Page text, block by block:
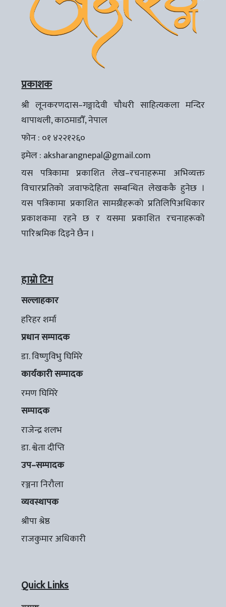
प्रकाशक
श्री लूनकरणदास–गङ्गादेवी चौधरी साहित्यकला मन्दिर
थापाथली, काठमाडौँ, नेपाल
फोन : ०१ ४२२१२६०
इमेल : aksharangnepal@gmail.com
यस पत्रिकामा प्रकाशित लेख–रचनाहरूमा अभिव्यक्त
विचारप्रतिको जवाफदेहिता सम्बन्धित लेखककै हुनेछ ।
यस पत्रिकामा प्रकाशित सामग्रीहरूको प्रतिलिपिअधिकार
प्रकाशकमा रहने छ र यसमा प्रकाशित रचनाहरूको
पारिश्रमिक दिइने छैन ।
हाम्रो टिम
सल्लाहकार
हरिहर शर्मा
प्रधान सम्पादक
डा. विष्णुविभु घिमिरे
कार्यकारी सम्पादक
रमण घिमिरे
सम्पादक
राजेन्द्र शलभ
डा. श्वेता दीप्ति
उप–सम्पादक
रञ्जना निरौला
व्यवस्थापक
श्रीपा श्रेष्ठ
राजकुमार अधिकारी
Quick Links